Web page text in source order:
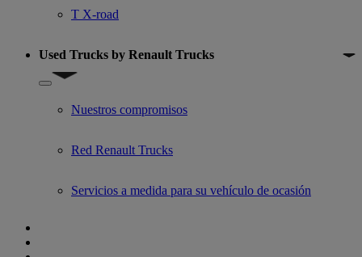
T X-road
Used Trucks by Renault Trucks
Show submenu for Used Trucks by Renault Trucks
Nuestros compromisos
Red Renault Trucks
Servicios a medida para su vehículo de ocasión